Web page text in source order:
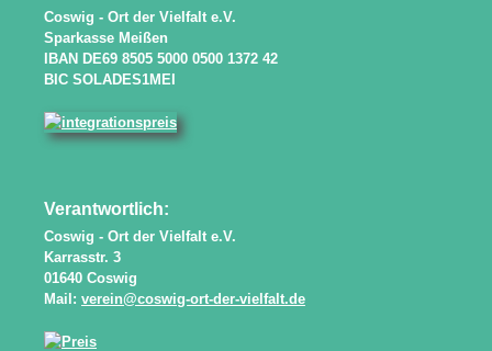
Coswig - Ort der Vielfalt e.V.
Sparkasse Meißen
IBAN DE69 8505 5000 0500 1372 42
BIC SOLADES1MEI
Verantwortlich:
Coswig - Ort der Vielfalt e.V.
Karrasstr. 3
01640 Coswig
Mail: verein@coswig-ort-der-vielfalt.de